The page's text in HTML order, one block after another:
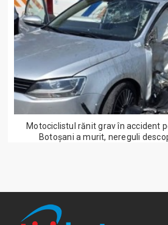
Motociclistul rănit grav în accident
Botoșani a murit, nereguli